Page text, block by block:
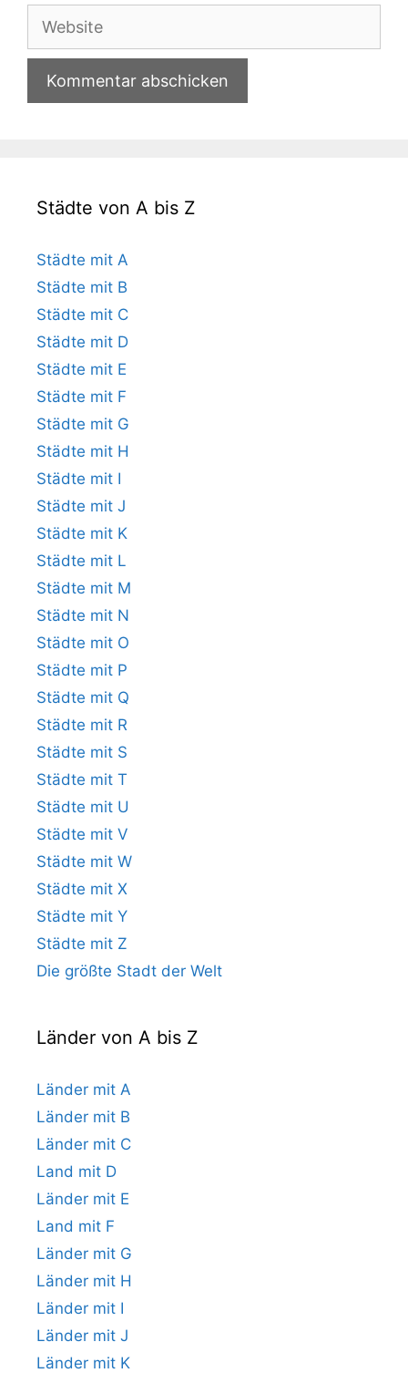
Adresse
Website
Städte von A bis Z
Städte mit A
Städte mit B
Städte mit C
Städte mit D
Städte mit E
Städte mit F
Städte mit G
Städte mit H
Städte mit I
Städte mit J
Städte mit K
Städte mit L
Städte mit M
Städte mit N
Städte mit O
Städte mit P
Städte mit Q
Städte mit R
Städte mit S
Städte mit T
Städte mit U
Städte mit V
Städte mit W
Städte mit X
Städte mit Y
Städte mit Z
Die größte Stadt der Welt
Länder von A bis Z
Länder mit A
Länder mit B
Länder mit C
Land mit D
Länder mit E
Land mit F
Länder mit G
Länder mit H
Länder mit I
Länder mit J
Länder mit K